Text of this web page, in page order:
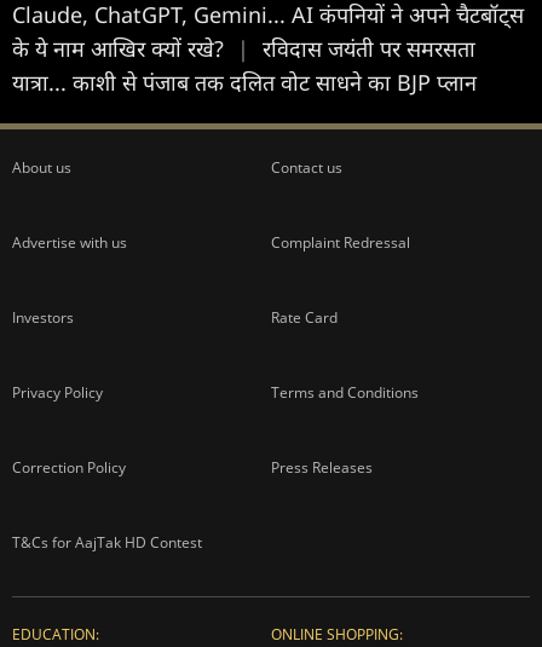
Claude, ChatGPT, Gemini... AI कंपनियों ने अपने चैटबॉट्स
के ये नाम आखिर क्यों रखे?
|
रविदास जयंती पर समरसता
यात्रा... काशी से पंजाब तक दलित वोट साधने का BJP प्लान
About us Contact us
Advertise with us Complaint Redressal
Investors Rate Card
Privacy Policy Terms and Conditions
Correction Policy Press Releases
T&Cs for AajTak HD Contest
EDUCATION: ONLINE SHOPPING: